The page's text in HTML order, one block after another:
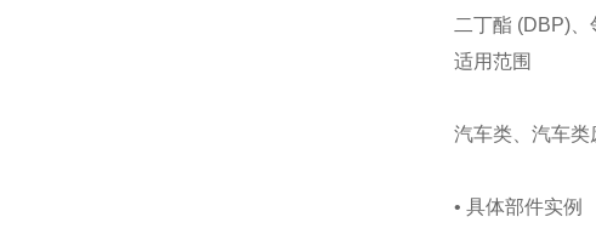
二丁酯 (DBP)、
适用范围
汽车类、汽车类
• 具体部件实例